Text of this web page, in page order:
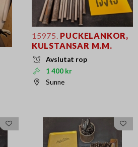
15975. PUCKELANKOR,
KULSTANSAR M.M.
Avslutat rop
1 400 kr
Sunne